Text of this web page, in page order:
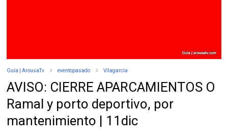
Guía | ArousaTv eventopasado Vilagarcía
AVISO: CIERRE APARCAMIENTOS O
Ramal y porto deportivo, por
mantenimiento | 11dic